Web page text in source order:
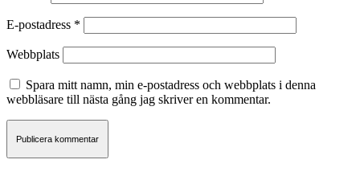
E-postadress *
Webbplats
Spara mitt namn, min e-postadress och webbplats i denna
webbläsare till nästa gång jag skriver en kommentar.